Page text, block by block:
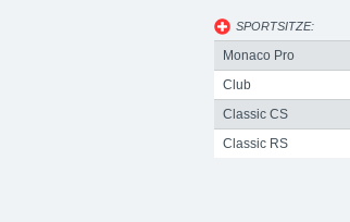
SPORTSITZE:
Monaco Pro
Club
Classic CS
Classic RS